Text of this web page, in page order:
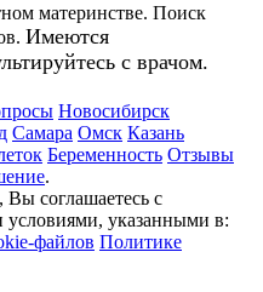
материнстве. Поиск
Имеются
с врачом.
Новосибирск
Самара Омск Казань
Беременность Отзывы
.
Вы соглашаетесь с
условиями, указанными в:
файлов Политике